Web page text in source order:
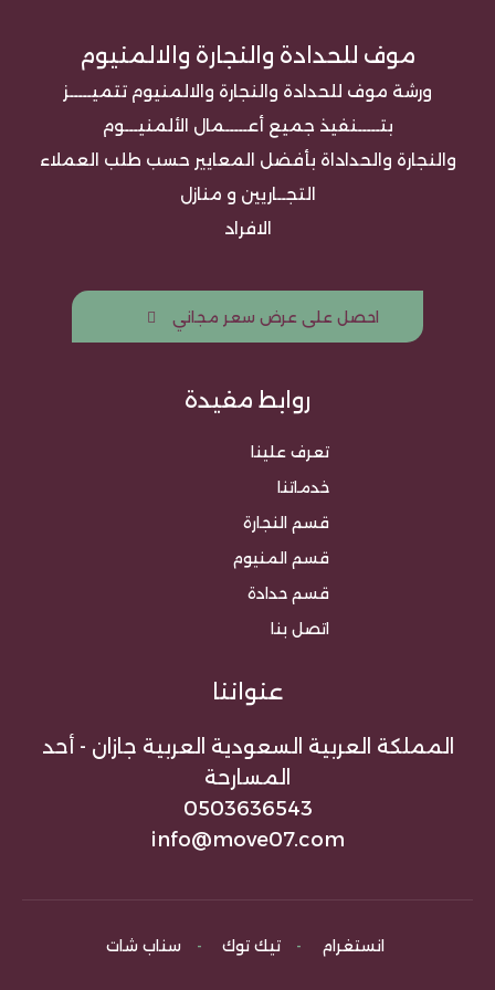
موف للحدادة والنجارة والالمنيوم
ورشة موف للحدادة والنجارة والالمنيوم تتميـــــز
بتـــــنفيذ جميع أعـــــمال الألمنيـــوم
والنجارة والحداداة بأفضل المعايير حسب طلب العملاء
التجــاريين و منازل
الافراد
احصل على عرض سعر مجاني
روابط مفيدة
تعرف علينا
خدماتنا
قسم النجارة
قسم المنيوم
قسم حدادة
اتصل بنا
عنواننا
المملكة العربية السعودية العربية جازان - أحد
المسارحة
0503636543
info@move07.com
انستغرام - تيك توك - سناب شات